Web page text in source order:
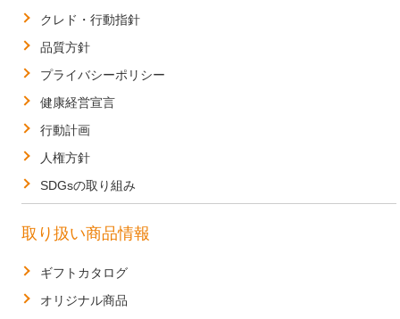
クレド・行動指針
品質方針
プライバシーポリシー
健康経営宣言
行動計画
人権方針
SDGsの取り組み
取り扱い商品情報
ギフトカタログ
オリジナル商品